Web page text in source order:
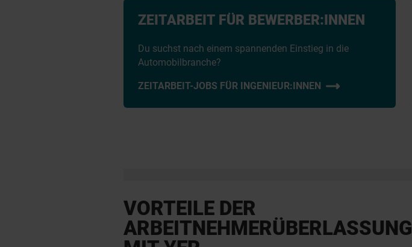
ZEITARBEIT FÜR BEWERBER:INNEN
Du suchst nach einem spannenden Einstieg in die
Automobilbranche?
ZEITARBEIT-JOBS FÜR INGENIEUR:INNEN
VORTEILE DER
ARBEITNEHMERÜBERLASSUNG